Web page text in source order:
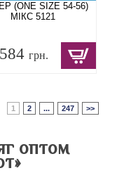
(ONE SIZE 54-56)
МІКС 5121
584грн.
1 2 ... 247 >>
оптом